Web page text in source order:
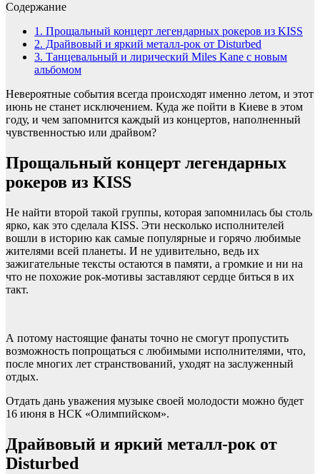
Содержание
1. Прощальный концерт легендарных рокеров из KISS
2. Драйвовый и яркий металл-рок от Disturbed
3. Танцевальный и лирический Miles Kane с новым
альбомом
Невероятные события всегда происходят именно летом, и этот
июнь не станет исключением. Куда же пойти в Киеве в этом
году, и чем запомнится каждый из концертов, наполненный
чувственностью или драйвом?
Прощальный концерт легендарных
рокеров из KISS
Не найти второй такой группы, которая запомнилась бы столь
ярко, как это сделала KISS. Эти несколько исполнителей
вошли в историю как самые популярные и горячо любимые
жителями всей планеты. И не удивительно, ведь их
зажигательные тексты остаются в памяти, а громкие и ни на
что не похожие рок-мотивы заставляют сердце биться в их
такт.
А потому настоящие фанаты точно не смогут пропустить
возможность попрощаться с любимыми исполнителями, что,
после многих лет странствований, уходят на заслуженный
отдых.
Отдать дань уважения музыке своей молодости можно будет
16 июня в НСК «Олимпийском».
Драйвовый и яркий металл-рок от
Disturbed